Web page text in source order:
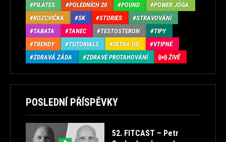
PILATES
POLEDNÍCH 20 POUND
POWER JÓGA
ROZCVIČKA
SK STORIES
STRAVOVÁNÍ
TABATA
TANEC TESTOSTERON
TIPY
TRENDY
TUTORIALS ULTRA HD
VTIPNÉ
ZDRAVÁ ZÁDA
ZDRAVÉ PROTAHOVÁNÍ ŽIVĚ
POSLEDNÍ PŘÍSPĚVKY
52. FITCAST – Petr